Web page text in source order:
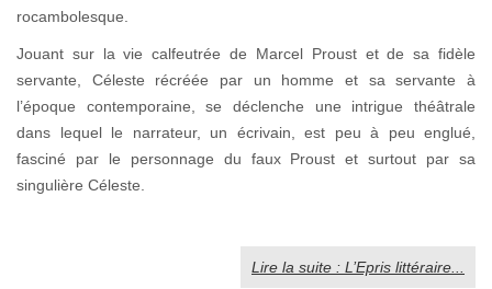
rocambolesque.
Jouant sur la vie calfeutrée de Marcel Proust et de sa fidèle
servante, Céleste récréée par un homme et sa servante à
l’époque contemporaine, se déclenche une intrigue théâtrale
dans lequel le narrateur, un écrivain, est peu à peu englué,
fasciné par le personnage du faux Proust et surtout par sa
singulière Céleste.
Lire la suite : L’Epris littéraire...